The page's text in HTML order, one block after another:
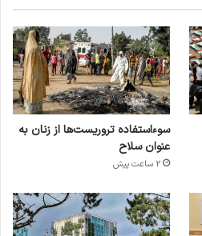
سوءاستفاده تروریست‌ها از زنان به
عنوان سلاح
2 ساعت پیش